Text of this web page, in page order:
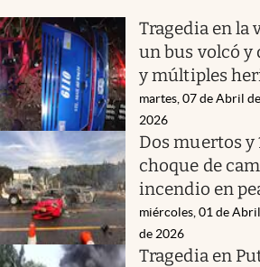
Tragedia en la
un bus volcó y
y múltiples
martes, 07 de Abril de
2026
Dos muertos y
choque de
incendio en
miércoles, 01 de Abril
de 2026
Tragedia en